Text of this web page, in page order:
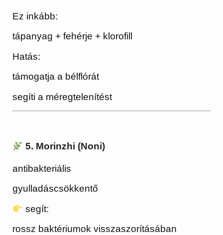
Ez inkább:
tápanyag + fehérje + klorofill
Hatás:
támogatja a bélflórát
segíti a méregtelenítést
5. Morinzhi (Noni)
antibakteriális
gyulladáscsökkentő
segít:
rossz baktériumok visszaszorításában